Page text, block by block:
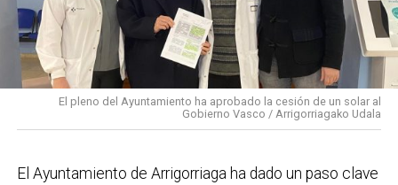
asociaciones de vecinas y vecinos de Santo Cristo y
Lanbarketa, además de comerciantes, hosteleros y la
asociación ecologista Asuntze, que han colaborado
tanto en la recogida de alegaciones como en la
difusión de la campaña. Este respaldo se suma a la
domingo,que ya evidenció el rechazo de buena parte
El pleno del Ayuntamiento ha aprobado la cesión de un solar al
Gobierno Vasco / Arrigorriagako Udala
El Ayuntamiento de Arrigorriaga ha dado un paso clave